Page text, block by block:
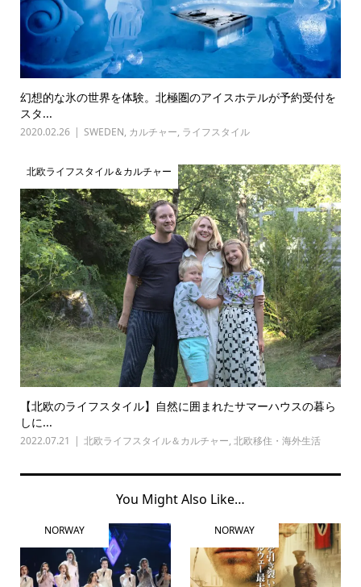
幻想的な氷の世界を体験。北極圏のアイスホテルが予約受付を
スタ...
2020.02.26 SWEDEN, カルチャー, ライフスタイル
北欧ライフスタイル＆カルチャー
【北欧のライフスタイル】自然に囲まれたサマーハウスの暮ら
しに...
2022.07.21 北欧ライフスタイル＆カルチャー, 北欧移住・海外生活
You Might Also Like…
NORWAY NORWAY